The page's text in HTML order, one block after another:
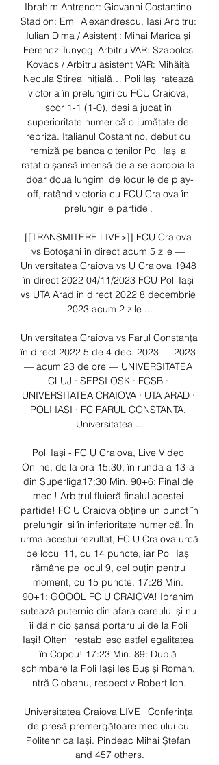
Ibrahim Antrenor: Giovanni Costantino
Stadion: Emil Alexandrescu, Iași Arbitru:
Iulian Dima / Asistenți: Mihai Marica și
Ferencz Tunyogi Arbitru VAR: Szabolcs
Kovacs / Arbitru asistent VAR: Mihăiță
Necula Știrea inițială… Poli Iași ratează
victoria în prelungiri cu FCU Craiova,
scor 1-1 (1-0), deși a jucat în
superioritate numerică o jumătate de
repriză. Italianul Costantino, debut cu
remiză pe banca oltenilor Poli Iași a
ratat o șansă imensă de a se apropia la
doar două lungimi de locurile de play-
off, ratând victoria cu FCU Craiova în
prelungirile partidei.
[[TRANSMITERE LIVE>]] FCU Craiova
vs Botoşani în direct acum 5 zile —
Universitatea Craiova vs U Craiova 1948
în direct 2022 04/11/2023 FCU Poli Iași
vs UTA Arad în direct 2022 8 decembrie
2023 acum 2 zile ...
Universitatea Craiova vs Farul Constanța
în direct 2022 5 de 4 dec. 2023 — 2023
— acum 23 de ore — UNIVERSITATEA
CLUJ · SEPSI OSK · FCSB ·
UNIVERSITATEA CRAIOVA · UTA ARAD ·
POLI IASI · FC FARUL CONSTANTA.
Universitatea ...
Poli Iași - FC U Craiova, Live Video
Online, de la ora 15:30, în runda a 13-a
din Superliga17:30 Min. 90+6: Final de
meci! Arbitrul fluieră finalul acestei
partide! FC U Craiova obține un punct în
prelungiri și în inferioritate numerică. În
urma acestui rezultat, FC U Craiova urcă
pe locul 11, cu 14 puncte, iar Poli Iași
rămâne pe locul 9, cel puțin pentru
moment, cu 15 puncte. 17:26 Min.
90+1: GOOOL FC U CRAIOVA! Ibrahim
șutează puternic din afara careului și nu
îi dă nicio șansă portarului de la Poli
Iași! Oltenii restabilesc astfel egalitatea
în Copou! 17:23 Min. 89: Dublă
schimbare la Poli Iași Ies Buș și Roman,
intră Ciobanu, respectiv Robert Ion.
Universitatea Craiova LIVE | Conferința
de presă premergătoare meciului cu
Politehnica Iași. Pindeac Mihai Ștefan
and 457 others.